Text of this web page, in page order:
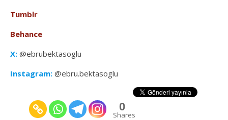
Tumblr
Behance
X: @ebrubektasoglu
Instagram: @ebru.bektasoglu
0
Shares